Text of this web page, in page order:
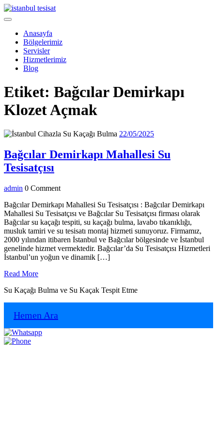
Skip
to
Open
Anasayfa
Bölgelerimiz
Servisler
Hizmetlerimiz
Blog
Menu
Etiket: Bağcılar Demirkapı
Klozet Açmak
22/05/202522/05/2025
Bağcılar Demirkapı Mahallesi Su
Tesisatçısı
Mahallesi
Su
Tesisatçısı
admin admin
0 Comment
Bağcılar Demirkapı Mahallesi Su Tesisatçısı : Bağcılar Demirkapı
Mahallesi Su Tesisatçısı ve Bağcılar Su Tesisatçısı firması olarak
Bağcılar su kaçağı tespiti, su kaçağı bulma, lavabo tıkanıklığı,
musluk tamiri ve su tesisatı montaj hizmeti sunuyoruz. Firmamız,
2000 yılından itibaren İstanbul ve Bağcılar bölgesinde ve İstanbul
genelinde hizmet vermektedir. Bağcılar’da Su Tesisatçısı Hizmetleri
İstanbul’un yoğun ve dinamik […]
Read MoreRead
Su Kaçağı Bulma ve Su Kaçak Tespit Etme
Hemen Ara